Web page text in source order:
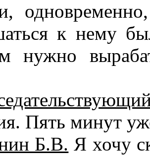
к нему
нужно
Пять минут
Б.В. Я хочу